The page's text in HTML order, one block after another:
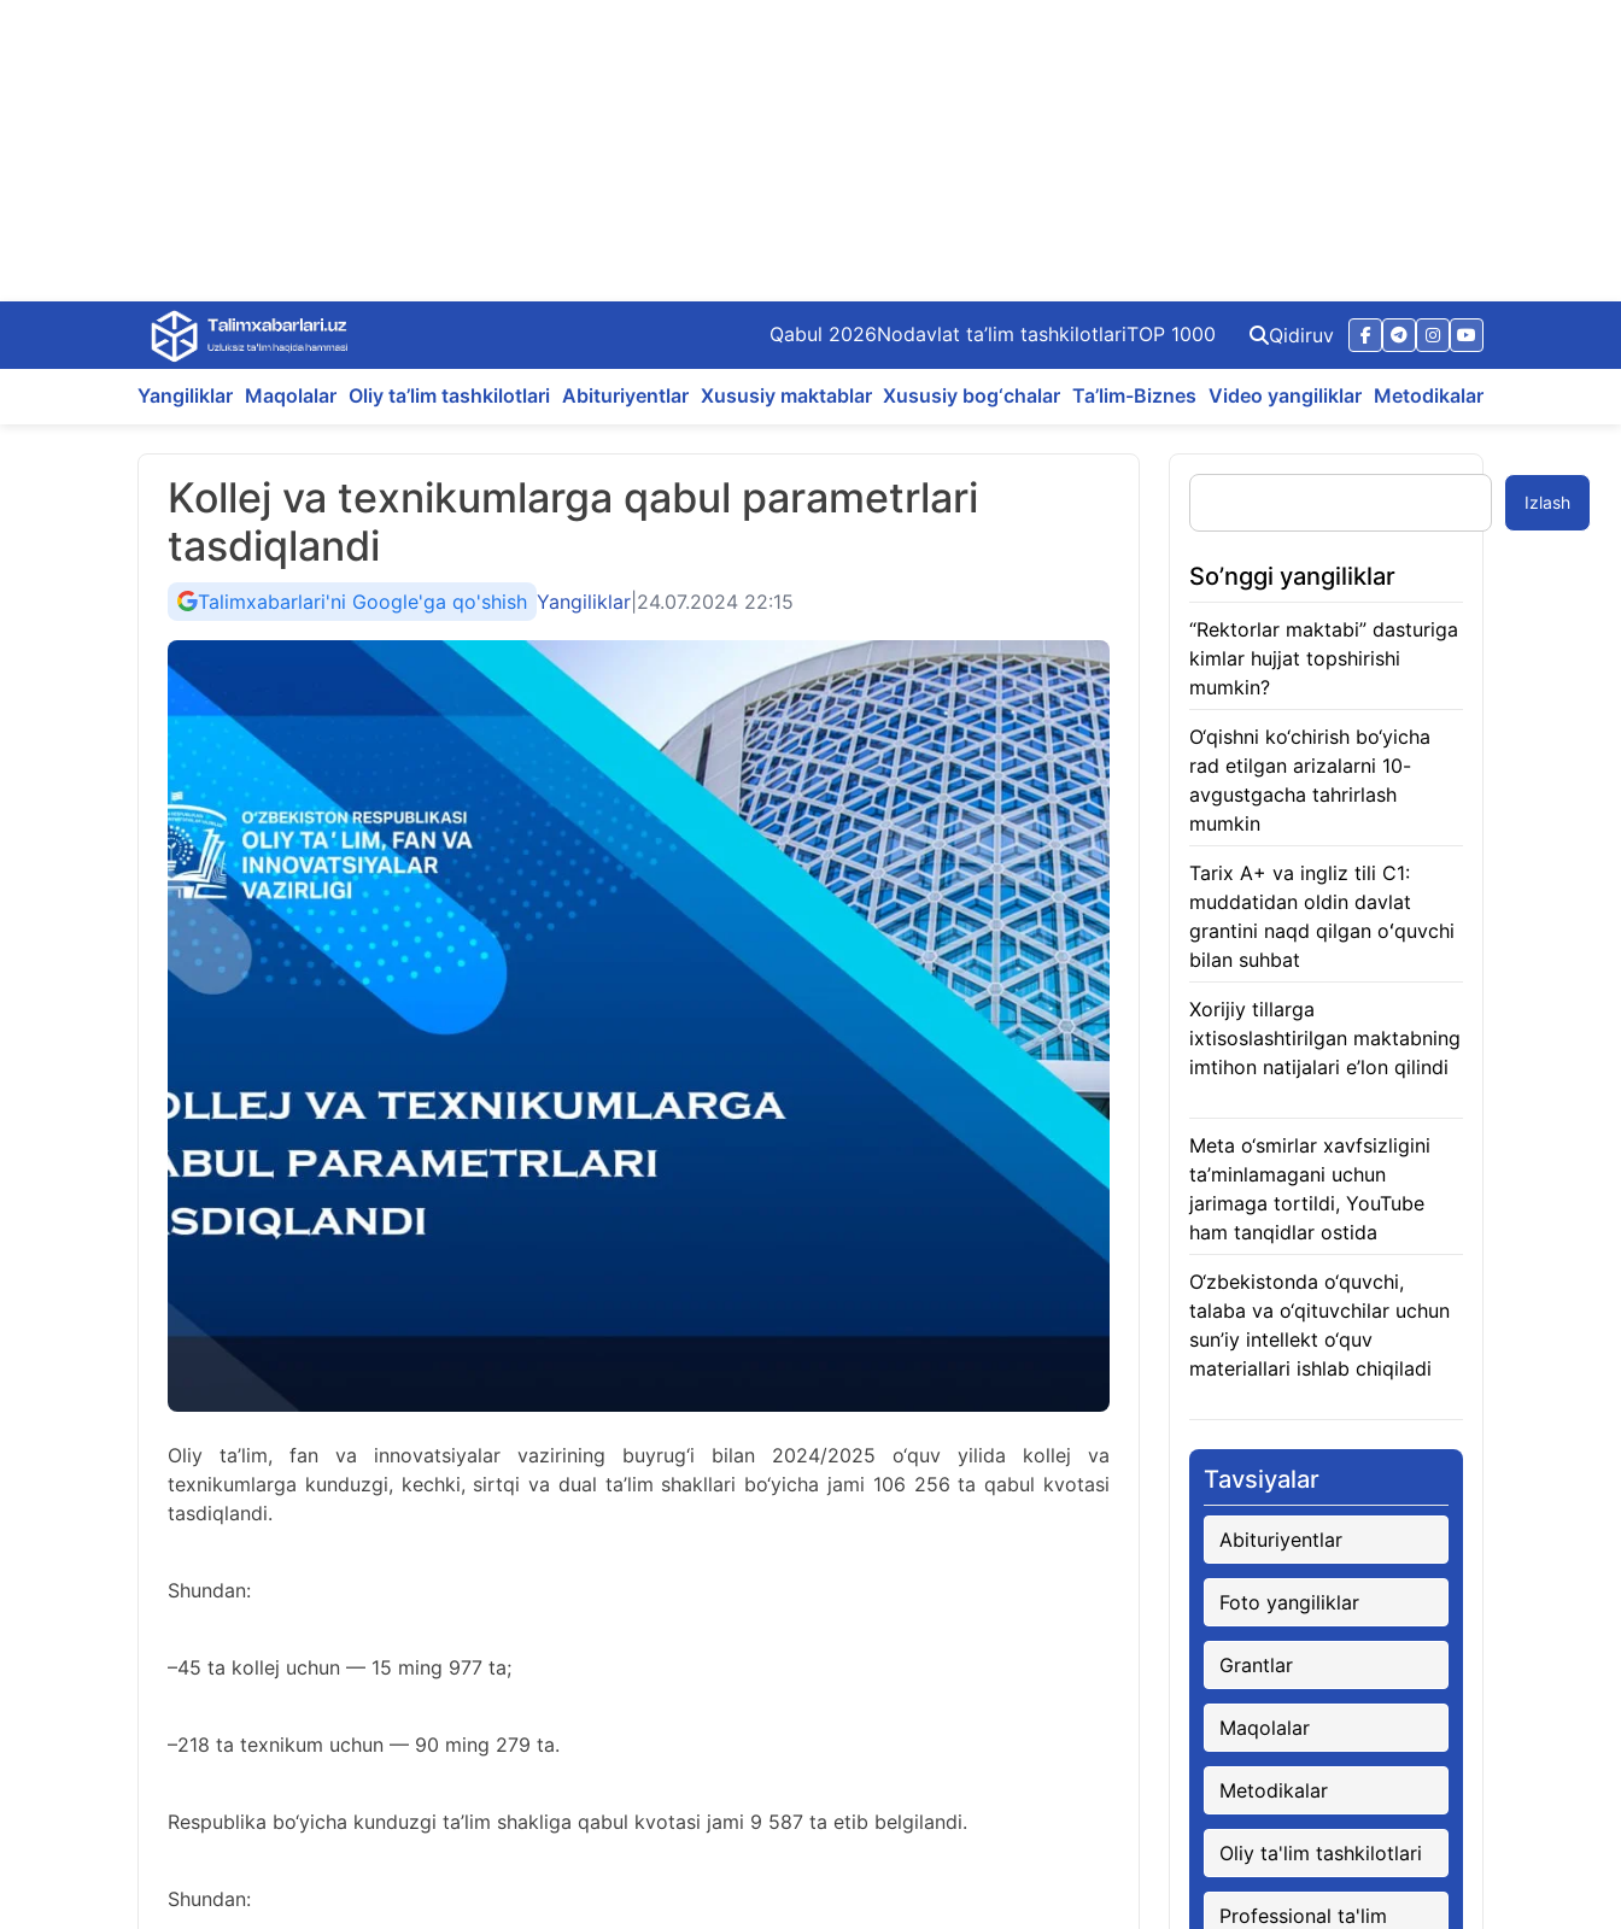
content
Qabul 2026Nodavlat ta’lim tashkilotlariTOP 1000 Qidiruv
Yangiliklar Maqolalar Oliy ta’lim tashkilotlari Abituriyentlar Xususiy maktablar Xususiy bog‘chalar Ta’lim-Biznes Video yangiliklar Metodikalar
Kollej va texnikumlarga qabul parametrlari
tasdiqlandi
Talimxabarlari'ni Google'ga qo'shish Yangiliklar 24.07.2024 22:15
Oliy ta’lim, fan va innovatsiyalar vazirining buyrug‘i bilan 2024/2025 o‘quv yilida kollej va
texnikumlarga kunduzgi, kechki, sirtqi va dual ta’lim shakllari bo‘yicha jami 106 256 ta qabul kvotasi
tasdiqlandi.
Shundan:
–45 ta kollej uchun — 15 ming 977 ta;
–218 ta texnikum uchun — 90 ming 279 ta.
Respublika bo‘yicha kunduzgi ta’lim shakliga qabul kvotasi jami 9 587 ta etib belgilandi.
Shundan:
Izlash
So’nggi yangiliklar
“Rektorlar maktabi” dasturiga
kimlar hujjat topshirishi
mumkin?
O‘qishni ko‘chirish bo‘yicha
rad etilgan arizalarni 10-
avgustgacha tahrirlash
mumkin
Tarix A+ va ingliz tili C1:
muddatidan oldin davlat
grantini naqd qilgan oʻquvchi
bilan suhbat
Xorijiy tillarga
ixtisoslashtirilgan maktabning
imtihon natijalari e’lon qilindi
Meta o‘smirlar xavfsizligini
ta’minlamagani uchun
jarimaga tortildi, YouTube
ham tanqidlar ostida
O‘zbekistonda o‘quvchi,
talaba va o‘qituvchilar uchun
sun’iy intellekt o‘quv
materiallari ishlab chiqiladi
Tavsiyalar
Abituriyentlar
Foto yangiliklar
Grantlar
Maqolalar
Metodikalar
Oliy ta'lim tashkilotlari
Professional ta'lim